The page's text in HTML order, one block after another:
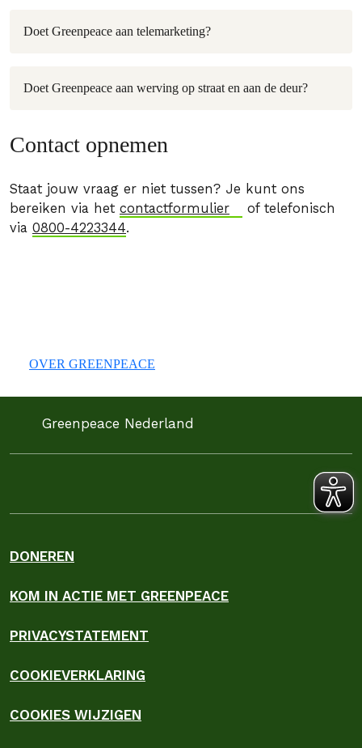
Doet Greenpeace aan telemarketing?
Doet Greenpeace aan werving op straat en aan de deur?
Contact opnemen
Staat jouw vraag er niet tussen? Je kunt ons
bereiken via het contactformulier
of telefonisch
via 0800-4223344.
OVER GREENPEACE
Greenpeace Nederland
DONEREN
KOM IN ACTIE MET GREENPEACE
PRIVACYSTATEMENT
COOKIEVERKLARING
COOKIES WIJZIGEN